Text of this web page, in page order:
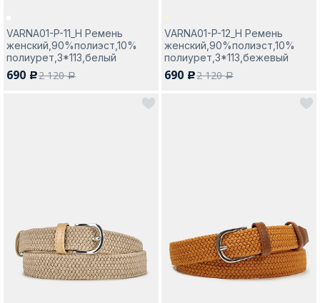
VARNA01-P-11_Н Ремень
женский,90%полиэст,10%
полиурет,3*113,белый
690 c2 120a
VARNA01-P-12_Н Ремень
женский,90%полиэст,10%
полиурет,3*113,бежевый
690 c2 120a